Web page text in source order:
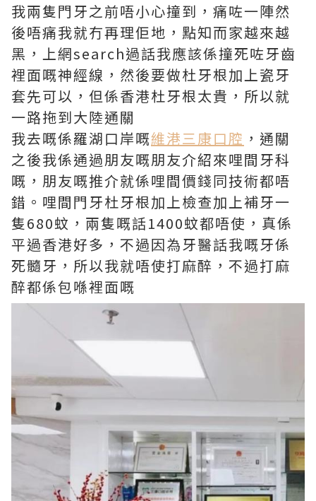
我兩隻門牙之前唔小心撞到，痛咗一陣然
後唔痛我就冇再理佢地，點知而家越來越
黑，上網search過話我應該係撞死咗牙齒
裡面嘅神經線，然後要做杜牙根加上瓷牙
套先可以，但係香港杜牙根太貴，所以就
一路拖到大陸通關
我去嘅係羅湖口岸嘅維港三康口腔 ，通關
之後我係通過朋友嘅朋友介紹來哩間牙科
嘅，朋友嘅推介就係哩間價錢同技術都唔
錯。哩間門牙杜牙根加上檢查加上補牙一
隻680蚊，兩隻嘅話1400蚊都唔使，真係
平過香港好多，不過因為牙醫話我嘅牙係
死髓牙，所以我就唔使打麻醉，不過打麻
醉都係包喺裡面嘅